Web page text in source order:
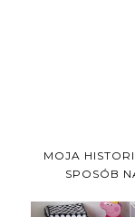
MOJA
SPOSÓB